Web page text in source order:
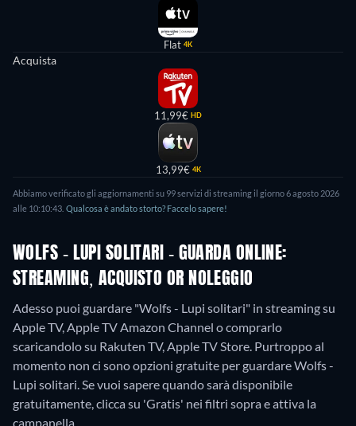
Flat 4K
Acquista
11,99€ HD
13,99€ 4K
Abbiamo verificato gli aggiornamenti su 99servizi di streaming il giorno6 agosto 2026
alle 10:10:43 Qualcosa è andato storto? Faccelo sapere!
WOLFS - LUPI SOLITARI - GUARDA ONLINE:
STREAMING, ACQUISTO OR NOLEGGIO
Adesso puoi guardare "Wolfs - Lupi solitari" in streaming su
Apple TV, Apple TV Amazon Channel o comprarlo
scaricandolo su Rakuten TV, Apple TV Store. Purtroppo al
momento non ci sono opzioni gratuite per guardare Wolfs -
Lupi solitari. Se vuoi sapere quando sarà disponibile
gratuitamente, clicca su 'Gratis' nei filtri sopra e attiva la
campanella.